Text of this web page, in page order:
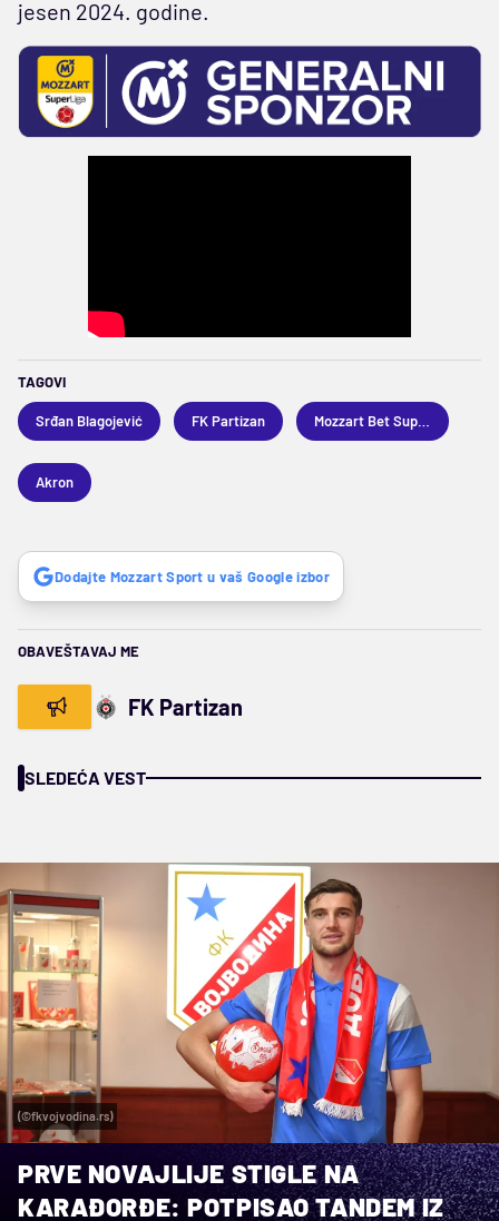
jesen 2024. godine.
TAGOVI
Srđan Blagojević FK Partizan
Akron
Dodajte Mozzart Sport u vaš Google izbor
OBAVEŠTAVAJ ME
FK Partizan
SLEDEĆA VEST
(©fkvojvodina.rs)
PRVE NOVAJLIJE STIGLE NA
KARAĐORĐE: POTPISAO TANDEM IZ